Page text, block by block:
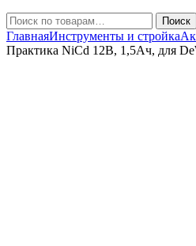
Искать:
Поиск
ГлавнаяИнструменты и стройка
Практика NiCd 12В, 1,5Ач, для